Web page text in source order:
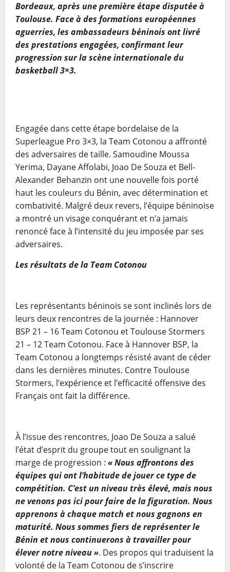
Bordeaux, après une première étape disputée à
Toulouse. Face à des formations européennes
aguerries, les ambassadeurs béninois ont livré
des prestations engagées, confirmant leur
progression sur la scène internationale du
basketball 3×3.
Engagée dans cette étape bordelaise de la
Superleague Pro 3×3, la Team Cotonou a affronté
des adversaires de taille. Samoudine Moussa
Yerima, Dayane Affolabi, Joao De Souza et Bell-
Alexander Behanzin ont une nouvelle fois porté
haut les couleurs du Bénin, avec détermination et
combativité. Malgré deux revers, l’équipe béninoise
a montré un visage conquérant et n’a jamais
renoncé face à l’intensité du jeu imposée par ses
adversaires.
Les résultats de la Team Cotonou
Les représentants béninois se sont inclinés lors de
leurs deux rencontres de la journée : Hannover
BSP 21 – 16 Team Cotonou et Toulouse Stormers
21 – 12 Team Cotonou. Face à Hannover BSP, la
Team Cotonou a longtemps résisté avant de céder
dans les dernières minutes. Contre Toulouse
Stormers, l’expérience et l’efficacité offensive des
Français ont fait la différence.
À l’issue des rencontres, Joao De Souza a salué
l’état d’esprit du groupe tout en soulignant la
marge de progression : « Nous affrontons des
équipes qui ont l’habitude de jouer ce type de
compétition. C’est un niveau très élevé, mais nous
ne venons pas ici pour faire de la figuration. Nous
apprenons à chaque match et nous gagnons en
maturité. Nous sommes fiers de représenter le
Bénin et nous continuerons à travailler pour
élever notre niveau ». Des propos qui traduisent la
volonté de la Team Cotonou de s’inscrire